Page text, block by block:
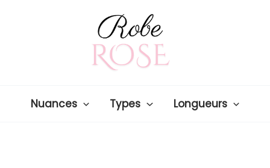
Nuances Types Longueurs